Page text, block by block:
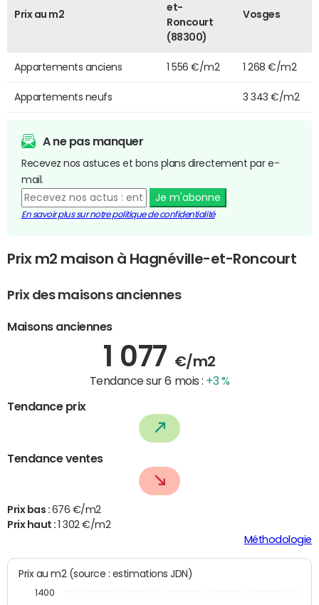
Prix au m2
et-
Roncourt
(88300)
Vosges
Appartements anciens 1 556 €/m2 1 268 €/m2
Appartements neufs 3 343 €/m2
A ne pas manquer
Recevez nos astuces et bons plans directement par e-
mail.
Je m'abonne
En savoir plus sur notre politique de confidentialité
Prix m2 maison à Hagnéville-et-Roncourt
Prix des maisons anciennes
Maisons anciennes
1 077 €/m2
Tendance sur 6 mois : +3 %
Tendance prix
Tendance ventes
Prix bas : 676 €/m2
Prix haut :
1 302 €/m2
Méthodologie
Prix au m2 (source : estimations JDN)
1400